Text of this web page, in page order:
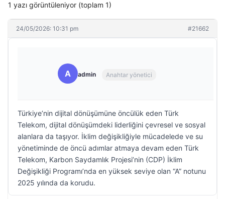
1 yazı görüntüleniyor (toplam 1)
24/05/2026: 10:31 pm #21662
A admin Anahtar yönetici
Türkiye’nin dijital dönüşümüne öncülük eden Türk
Telekom, dijital dönüşümdeki liderliğini çevresel ve sosyal
alanlara da taşıyor. İklim değişikliğiyle mücadelede ve su
yönetiminde de öncü adımlar atmaya devam eden Türk
Telekom, Karbon Saydamlık Projesi’nin (CDP) İklim
Değişikliği Programı’nda en yüksek seviye olan “A” notunu
2025 yılında da korudu.